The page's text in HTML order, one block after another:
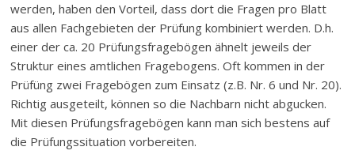
werden, haben den Vorteil, dass dort die Fragen pro Blatt
aus allen Fachgebieten der Prüfung kombiniert werden. D.h.
einer der ca. 20 Prüfungsfragebögen ähnelt jeweils der
Struktur eines amtlichen Fragebogens. Oft kommen in der
Prüfüng zwei Fragebögen zum Einsatz (z.B. Nr. 6 und Nr. 20).
Richtig ausgeteilt, können so die Nachbarn nicht abgucken.
Mit diesen Prüfungsfragebögen kann man sich bestens auf
die Prüfungssituation vorbereiten.